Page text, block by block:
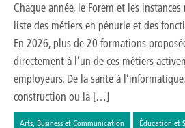
Chaque année, le Forem et les
liste des métiers en pénurie et des
En 2026, plus de 20 formations
directement à l’un de ces métiers
employeurs. De la santé à
construction ou la […]
Arts, Business et Communication Éducation et